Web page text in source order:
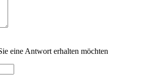
eine Antwort erhalten möchten